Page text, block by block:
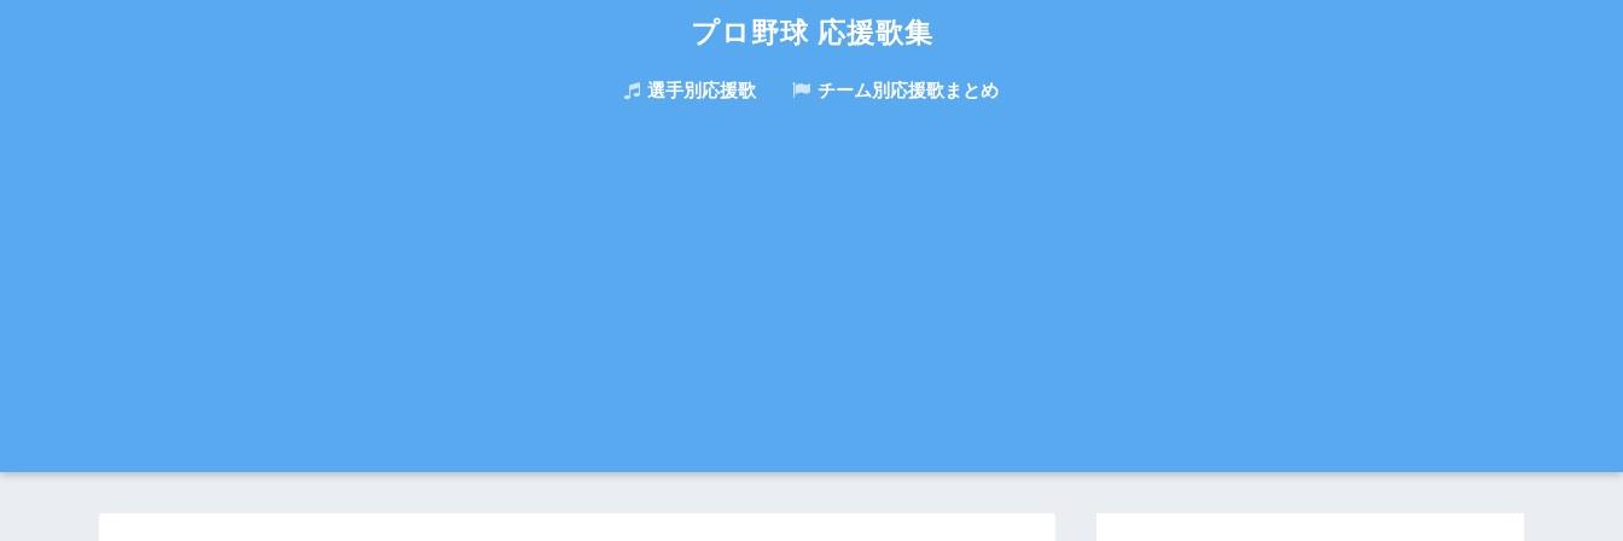
プロ野球 応援歌集
選手別応援歌 チーム別応援歌まとめ